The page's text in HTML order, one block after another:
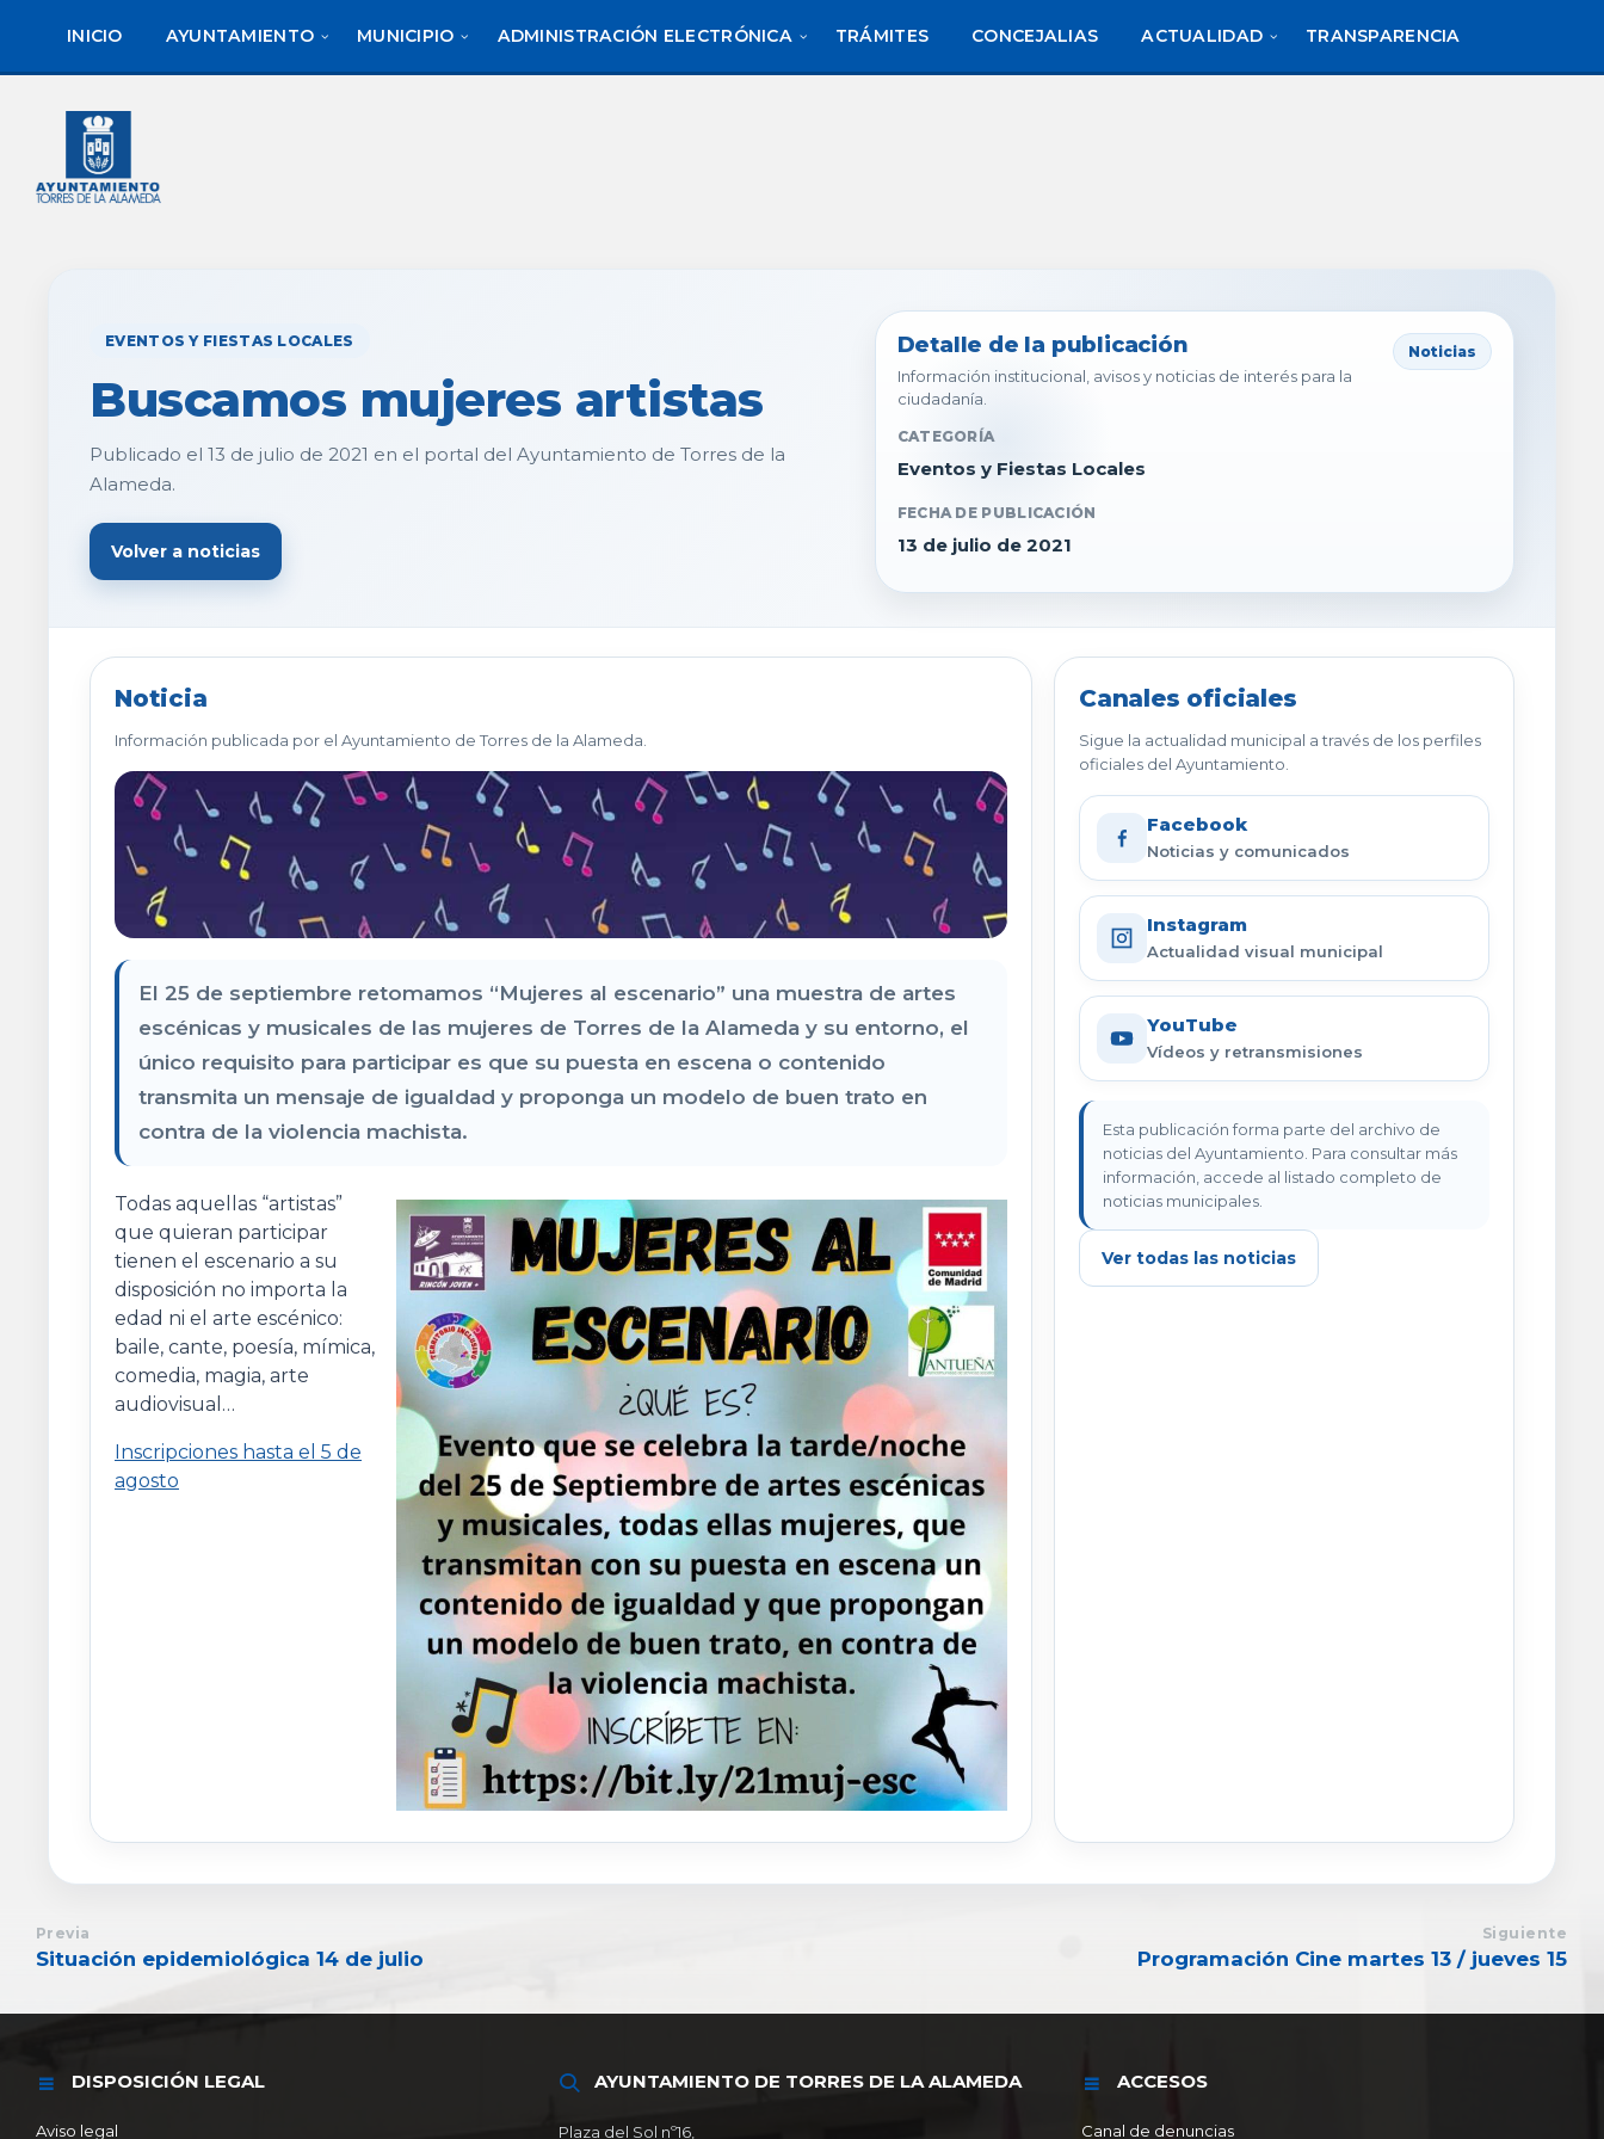
contenido
de
INICIO AYUNTAMIENTO MUNICIPIO ADMINISTRACIÓN ELECTRÓNICA TRÁMITES CONCEJALIAS ACTUALIDAD TRANSPARENCIA
EVENTOS Y FIESTAS LOCALES
Buscamos mujeres artistas
Publicado el 13 de julio de 2021 en el portal del Ayuntamiento de Torres de la
Alameda.
Volver a noticias
Detalle de la publicación
Información institucional, avisos y noticias de interés para la
ciudadanía.
Noticias
CATEGORÍA
Eventos y Fiestas Locales
FECHA DE PUBLICACIÓN
13 de julio de 2021
Noticia
Información publicada por el Ayuntamiento de Torres de la Alameda.
El 25 de septiembre retomamos “Mujeres al escenario” una muestra de artes
escénicas y musicales de las mujeres de Torres de la Alameda y su entorno, el
único requisito para participar es que su puesta en escena o contenido
transmita un mensaje de igualdad y proponga un modelo de buen trato en
contra de la violencia machista.
Todas aquellas “artistas”
que quieran participar
tienen el escenario a su
disposición no importa la
edad ni el arte escénico:
baile, cante, poesía, mímica,
comedia, magia, arte
audiovisual…
Inscripciones hasta el 5 de
agosto
Canales oficiales
Sigue la actualidad municipal a través de los perfiles
oficiales del Ayuntamiento.
Facebook
Noticias y comunicados
Instagram
Actualidad visual municipal
YouTube
Vídeos y retransmisiones
Esta publicación forma parte del archivo de
noticias del Ayuntamiento. Para consultar más
información, accede al listado completo de
noticias municipales.
Ver todas las noticias
Previa
Situación epidemiológica 14 de julio
Siguiente
Programación Cine martes 13 / jueves 15
DISPOSICIÓN LEGAL
Aviso legal
AYUNTAMIENTO DE TORRES DE LA ALAMEDA
Plaza del Sol nº16,
ACCESOS
Canal de denuncias